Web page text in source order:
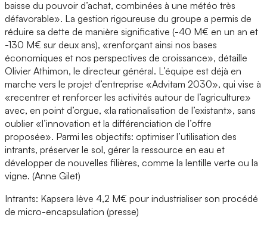
baisse du pouvoir d’achat, combinées à une météo très
défavorable». La gestion rigoureuse du groupe a permis de
réduire sa dette de manière significative (-40 M€ en un an et
-130 M€ sur deux ans), «renforçant ainsi nos bases
économiques et nos perspectives de croissance», détaille
Olivier Athimon, le directeur général. L’équipe est déjà en
marche vers le projet d’entreprise «Advitam 2030», qui vise à
«recentrer et renforcer les activités autour de l’agriculture»
avec, en point d’orgue, «la rationalisation de l’existant», sans
oublier «l’innovation et la différenciation de l’offre
proposée». Parmi les objectifs: optimiser l’utilisation des
intrants, préserver le sol, gérer la ressource en eau et
développer de nouvelles filières, comme la lentille verte ou la
vigne. (Anne Gilet)
Intrants: Kapsera lève 4,2 M€ pour industrialiser son procédé
de micro-encapsulation (presse)